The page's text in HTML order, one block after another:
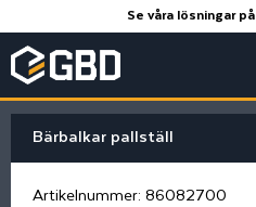
Se våra lösningar på
Bärbalkar pallställ
Artikelnummer: 86082700